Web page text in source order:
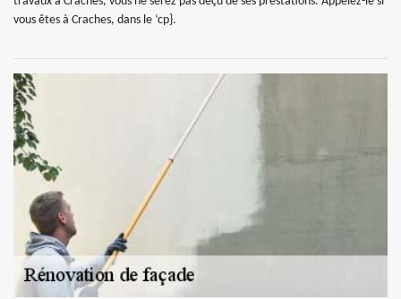
vous êtes à Craches, dans le ‘cp}.